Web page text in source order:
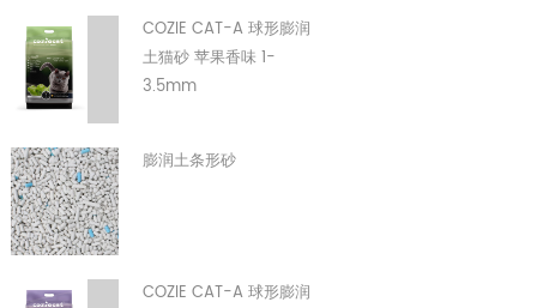
COZIE CAT-A 球形膨润
土猫砂 苹果香味 1-
3.5mm
膨润土条形砂
COZIE CAT-A 球形膨润